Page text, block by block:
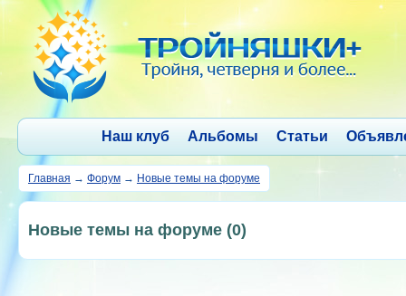
Наш клуб Альбомы Статьи
Главная → Форум → Новые темы на форуме
Новые темы на форуме (0)